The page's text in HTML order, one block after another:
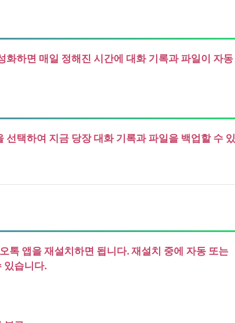
하면 매일 정해진 시간에 대화 기록과 파일이 자동
택하여 지금 당장 대화 기록과 파일을 백업할 수 있
톡 앱을 재설치하면 됩니다. 재설치 중에 자동 또는
있습니다.